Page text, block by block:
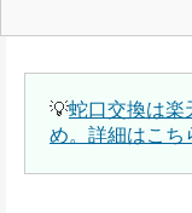
💡蛇口交換は楽
め。詳細はこち